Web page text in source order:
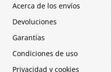
Acerca de los envíos
Devoluciones
Garantías
Condiciones de uso
Privacidad y cookies